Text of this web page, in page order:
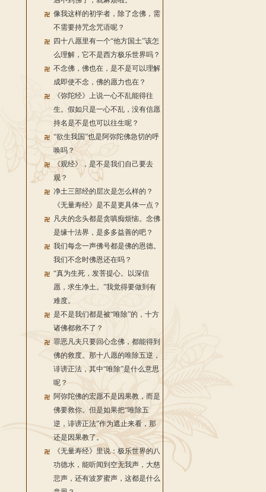
像我这样的初学者，除了念佛，需
不需要持咒念咒语呢？
四十八愿里有一个“他方国土”该怎
么理解，它不是西方极乐世界吗？
不念佛，佛也在，是不是可以理解
成即使不念，佛的愿力也在？
《弥陀经》上说一心不乱能得往
生。假如只是一心不乱，没有信愿
持名是不是也可以往生呢？
“欲生我国”也是阿弥陀佛急切的呼
唤吗？
《观经》，是不是我们自己要去
观？
净土三部经的层次是怎么样的？
《无量寿经》是不是更具体一点？
凡夫的念头都是贪嗔痴烦恼。念佛
是缘十法界，是多多益善的吧？
我们每念一声佛号都是佛的恩德。
我们不念时佛恩还在吗？
“真为生死，发菩提心。以深信
愿，求生净土。”我觉得要做到有
难度。
是不是我们都是被“唯除”的，十方
诸佛都救不了？
罪恶凡夫只要回心念佛，都能得到
佛的救度。那十八愿的唯除五逆，
诽谤正法，其中“唯除”是什么意思
呢？
阿弥陀佛的宏愿不是因果教，而是
佛要救你。但是如果把“唯除五
逆，诽谤正法”作为遮止来看，那
还是因果教了。
《无量寿经》里说：极乐世界的八
功德水，能听闻到空无我声，大慈
悲声，还有波罗蜜声，这都是什么